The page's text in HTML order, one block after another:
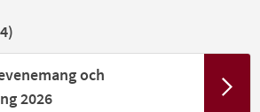
4)
och
2026